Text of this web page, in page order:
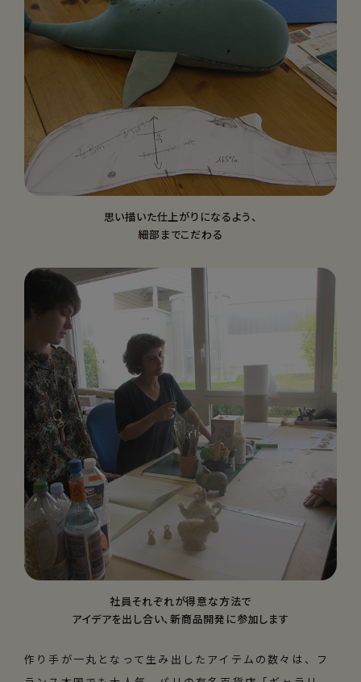
思い描いた仕上がりになるよう、
細部までこだわる
社員それぞれが得意な方法で
アイデアを出し合い、新商品開発に参加します
作り手が一丸となって生み出したアイテムの数々は、フ